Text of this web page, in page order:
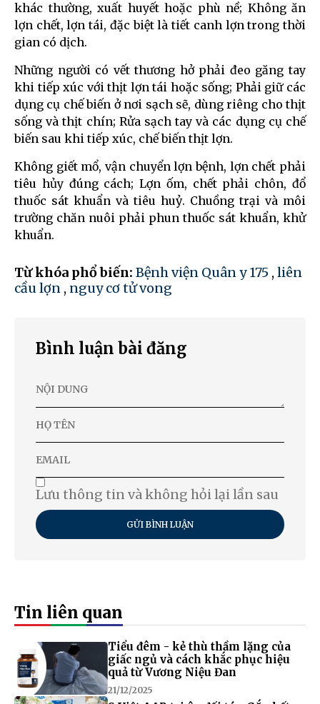
khác thường, xuất huyết hoặc phù nề; Không ăn
lợn chết, lợn tái, đặc biệt là tiết canh lợn trong thời
gian có dịch.
Những người có vết thương hở phải đeo găng tay
khi tiếp xúc với thịt lợn tái hoặc sống; Phải giữ các
dụng cụ chế biến ở nơi sạch sẽ, dùng riêng cho thịt
sống và thịt chín; Rửa sạch tay và các dụng cụ chế
biến sau khi tiếp xúc, chế biến thịt lợn.
Không giết mổ, vận chuyển lợn bệnh, lợn chết phải
tiêu hủy đúng cách; Lợn ốm, chết phải chôn, đổ
thuốc sát khuẩn và tiêu huỷ. Chuồng trại và môi
trường chăn nuôi phải phun thuốc sát khuẩn, khử
khuẩn.
Từ khóa phổ biến: Bệnh viện Quân y 175 , liên
cầu lợn , nguy cơ tử vong
Bình luận bài đăng
Lưu thông tin và không hỏi lại lần sau
GỬI BÌNH LUẬN
Tin liên quan
Tiểu đêm - kẻ thù thầm lặng của
giấc ngủ và cách khắc phục hiệu
quả từ Vương Niệu Đan
21/12/2025